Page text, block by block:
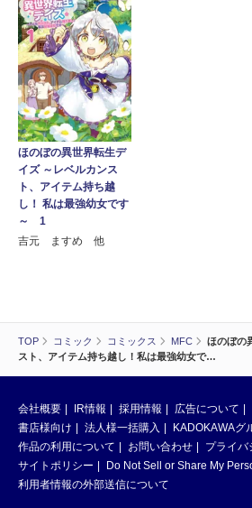
TOP コミック コミックス MFC
ほのぼの
スト、アイテム持ち越し！私は最強幼女で…
ほのぼの異世界転生デ
イズ ～レベルカンス
ト、アイテム持ち越
し！ 私は最強幼女です
～ 1
吉元 ますめ 他
会社概要 IR情報 採用情報 広告について
書店様向け
法人様一括購入
KADOKAWAグ
作品の利用について
お問い合わせ
プライバ
サイトポリシー
Do Not Sell or Share My
利用者情報の外部送信について